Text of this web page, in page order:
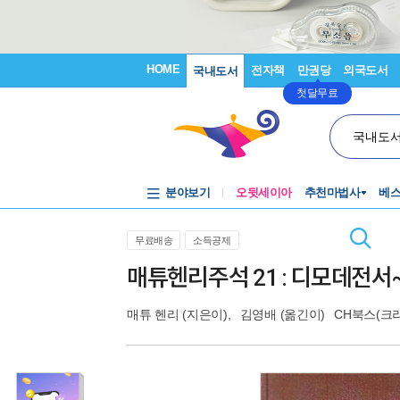
HOME 국내도서 전자책 만권당
첫달무료
외국도서
국내도
분야보기 오뒷세이아 추천마법사 베
무료배송 소득공제
매튜헨리주석 21 : 디모데전
매튜 헨리 (지은이), 김영배 (옮긴이) CH북스(크